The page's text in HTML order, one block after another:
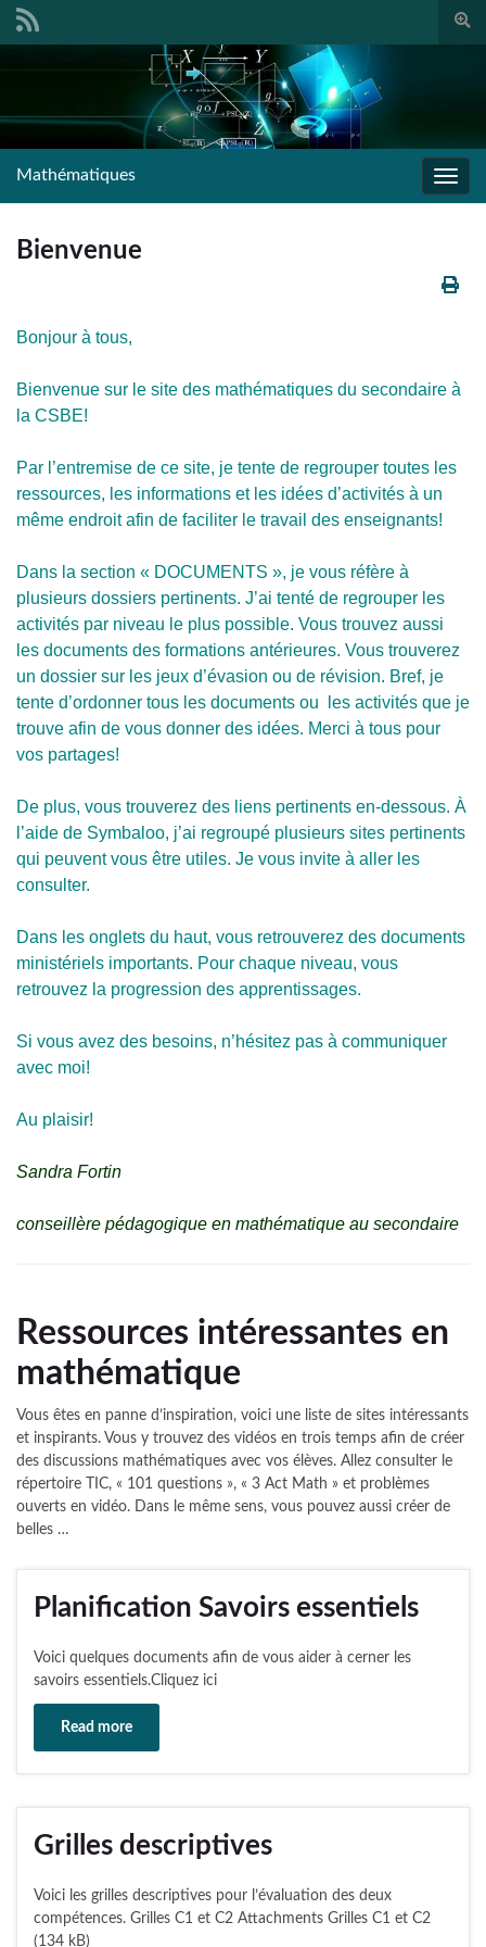
Search for:
Mathématiques
Bienvenue
Bonjour à tous,
Bienvenue sur le site des mathématiques du secondaire à
la CSBE!
Par l’entremise de ce site, je tente de regrouper toutes les
ressources, les informations et les idées d’activités à un
même endroit afin de faciliter le travail des enseignants!
Dans la section « DOCUMENTS », je vous réfère à
plusieurs dossiers pertinents. J’ai tenté de regrouper les
activités par niveau le plus possible. Vous trouvez aussi
les documents des formations antérieures. Vous trouverez
un dossier sur les jeux d’évasion ou de révision. Bref, je
tente d’ordonner tous les documents ou les activités que je
trouve afin de vous donner des idées. Merci à tous pour
vos partages!
De plus, vous trouverez des liens pertinents en-dessous. À
l’aide de Symbaloo, j’ai regroupé plusieurs sites pertinents
qui peuvent vous être utiles. Je vous invite à aller les
consulter.
Dans les onglets du haut, vous retrouverez des documents
ministériels importants. Pour chaque niveau, vous
retrouvez la progression des apprentissages.
Si vous avez des besoins, n’hésitez pas à communiquer
avec moi!
Au plaisir!
Sandra Fortin
conseillère pédagogique en mathématique au secondaire
Ressources intéressantes en
mathématique
Vous êtes en panne d’inspiration, voici une liste de sites intéressants
et inspirants. Vous y trouvez des vidéos en trois temps afin de créer
des discussions mathématiques avec vos élèves. Allez consulter le
répertoire TIC, « 101 questions », « 3 Act Math » et problèmes
ouverts en vidéo. Dans le même sens, vous pouvez aussi créer de
belles …
Planification Savoirs essentiels
Voici quelques documents afin de vous aider à cerner les
savoirs essentiels.Cliquez ici
Read more
Grilles descriptives
Voici les grilles descriptives pour l’évaluation des deux
compétences. Grilles C1 et C2 Attachments Grilles C1 et C2
(134 kB)